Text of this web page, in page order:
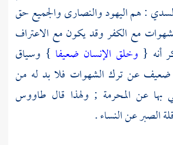
: هماليهودوالنصارىوالجميع حق
مع الكفر وقد يكون مع الاعتراف
أنه { وخلق الإنسان ضعيفا } وسياق
ضعيف عن ترك الشهوات فلا بد له من
بها عن المحرمة ; ولهذا قال طاووس
الصبر عن النساء .